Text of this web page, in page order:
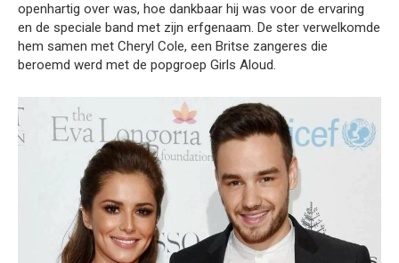
openhartig over was, hoe dankbaar hij was voor de ervaring
en de speciale band met zijn erfgenaam. De ster verwelkomde
hem samen met Cheryl Cole, een Britse zangeres die
beroemd werd met de popgroep Girls Aloud.